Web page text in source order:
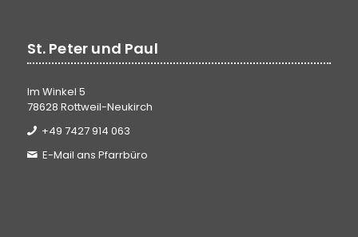
St. Peter und Paul
Im Winkel 5
78628 Rottweil-Neukirch
+49 7427 914 063
E-Mail ans Pfarrbüro